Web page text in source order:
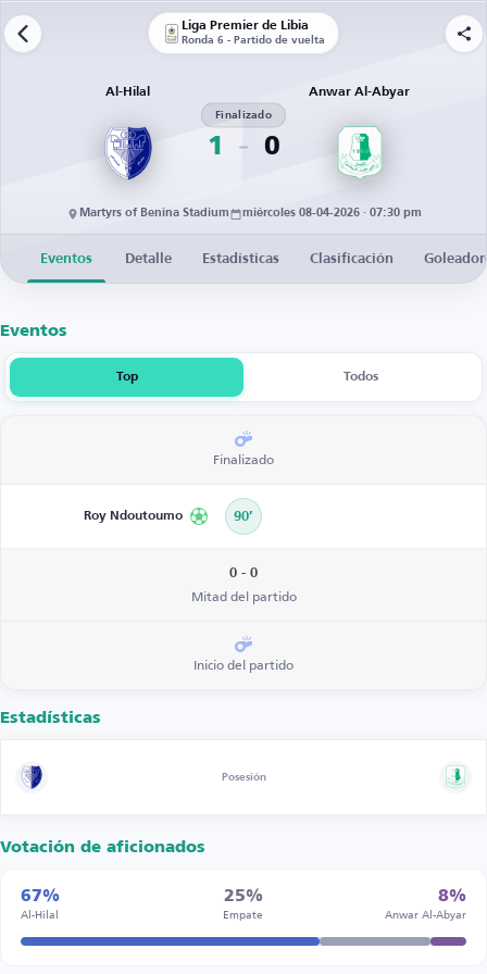
Liga Premier de Libia
Ronda 6 - Partido de vuelta
Al-Hilal
1
Finalizado
0
Anwar Al-Abyar
Martyrs of Benina Stadium miércoles 08-04-2026 · 07:30 pm
Eventos Detalle Estadísticas Clasificación
Eventos
Top Todos
Finalizado
Roy Ndoutoumo 90’
0 - 0
Mitad del partido
Inicio del partido
Estadísticas
Posesión
Votación de aficionados
67%
Al-Hilal
25%
Empate
8%
Anwar Al-Abyar